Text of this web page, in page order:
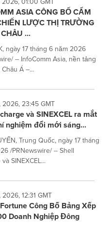
ASIA CÔNG BỐ CẨM
LƯỢC THỊ TRƯỜNG
...
ngày 17 tháng 6 năm 2026
-- InfoComm Asia, nền tảng
Á –...
2026, 23:45 GMT
và SINEXCEL ra mắt
nghiệm đổi mới sáng...
Trung Quốc, ngày 17 tháng
/PRNewswire/ -- Shell
SINEXCEL...
2026, 12:31 GMT
Công Bố Bảng Xếp
Doanh Nghiệp Đông